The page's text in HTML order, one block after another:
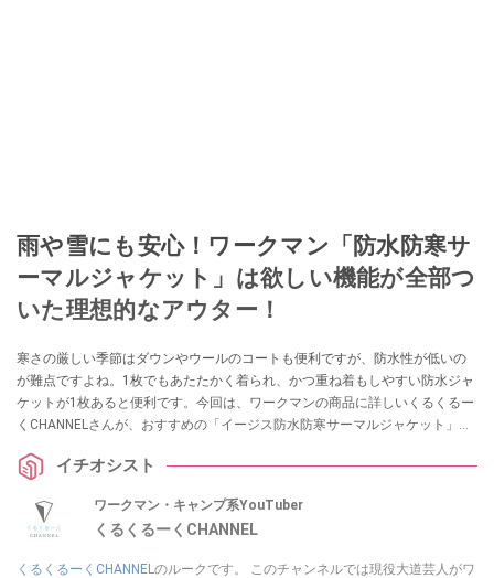
雨や雪にも安心！ワークマン「防水防寒サ
ーマルジャケット」は欲しい機能が全部つ
いた理想的なアウター！
寒さの厳しい季節はダウンやウールのコートも便利ですが、防水性が低いの
が難点ですよね。1枚でもあたたかく着られ、かつ重ね着もしやすい防水ジャ
ケットが1枚あると便利です。今回は、ワークマンの商品に詳しいくるくるー
くCHANNELさんが、おすすめの「イージス防水防寒サーマルジャケット」を
イチオシスト
ワークマン・キャンプ系YouTuber
くるくるーくCHANNEL
くるくるーくCHANNELのルークです。 このチャンネルでは現役大道芸人がワ